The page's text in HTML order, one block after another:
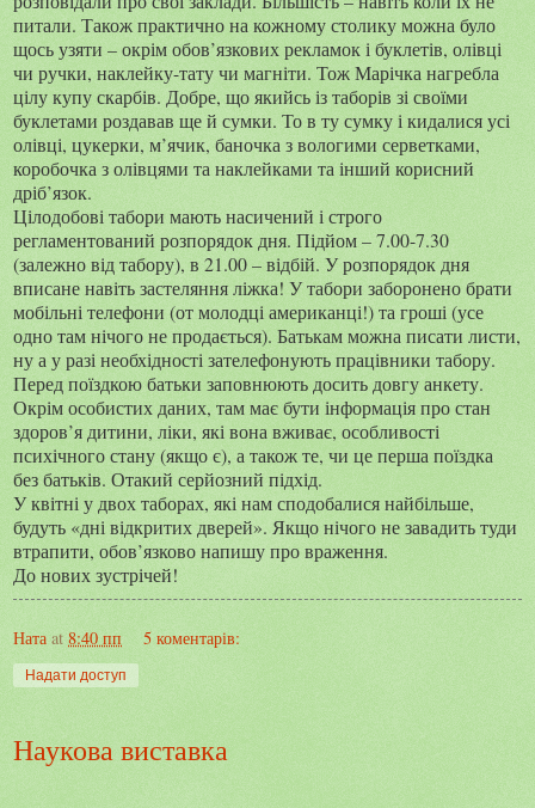
питали. Також практично на кожному столику можна було
щось узяти – окрім обов’язкових рекламок і буклетів, олівці
чи ручки, наклейку-тату чи магніти. Тож Марічка нагребла
цілу купу скарбів. Добре, що якийсь із таборів зі своїми
буклетами роздавав ще й сумки. То в ту сумку і кидалися усі
олівці, цукерки, м’ячик, баночка з вологими серветками,
коробочка з олівцями та наклейками та інший корисний
дріб’язок.
Цілодобові табори мають насичений і строго
регламентований розпорядок дня. Підйом – 7.00-7.30
(залежно від табору), в 21.00 – відбій. У розпорядок дня
вписане навіть застеляння ліжка! У табори заборонено брати
мобільні телефони (от молодці американці!) та гроші (усе
одно там нічого не продається). Батькам можна писати листи,
ну а у разі необхідності зателефонують працівники табору.
Перед поїздкою батьки заповнюють досить довгу анкету.
Окрім особистих даних, там має бути інформація про стан
здоров’я дитини, ліки, які вона вживає, особливості
психічного стану (якщо є), а також те, чи це перша поїздка
без батьків. Отакий серйозний підхід.
У квітні у двох таборах, які нам сподобалися найбільше,
будуть «дні відкритих дверей». Якщо нічого не завадить туди
втрапити, обов’язково напишу про враження.
До нових зустрічей!
Ната at 8:40 пп 5 коментарів:
Надати доступ
Наукова виставка